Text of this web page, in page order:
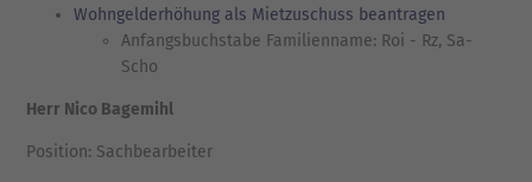
Wohngelderhöhung als Mietzuschuss beantragen
Anfangsbuchstabe Familienname: Roi - Rz, Sa-
Scho
Herr Nico Bagemihl
Position: Sachbearbeiter